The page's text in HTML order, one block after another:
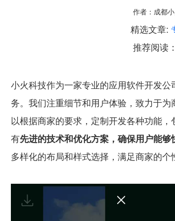
作者： 成都
精选文章:
推荐阅读：
小火科技作为一家专业的应用软件开发
务。我们注重细节和用户体验，致力于
以根据商家的要求，定制开发各种功能
有先进的技术和优化方案，确保用户能
多样化的布局和样式选择，满足商家的个